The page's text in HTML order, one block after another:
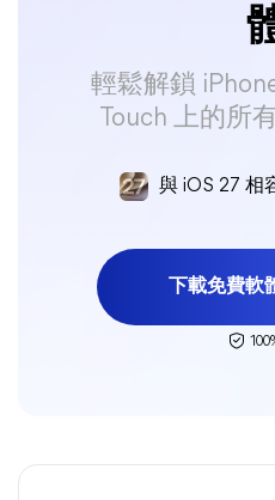
輕鬆解鎖
Touch 上的所
與 iOS 27 相
下載免費軟